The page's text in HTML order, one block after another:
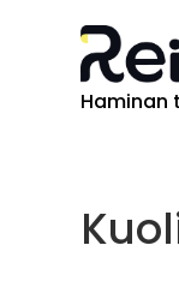
Haminan